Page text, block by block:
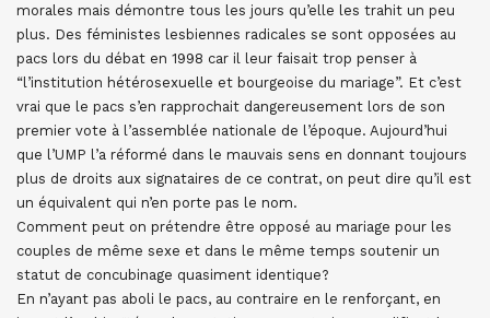
morales mais démontre tous les jours qu’elle les trahit un peu
plus. Des féministes lesbiennes radicales se sont opposées au
pacs lors du débat en 1998 car il leur faisait trop penser à
“l’institution hétérosexuelle et bourgeoise du mariage”. Et c’est
vrai que le pacs s’en rapprochait dangereusement lors de son
premier vote à l’assemblée nationale de l’époque. Aujourd’hui
que l’UMP l’a réformé dans le mauvais sens en donnant toujours
plus de droits aux signataires de ce contrat, on peut dire qu’il est
un équivalent qui n’en porte pas le nom.
Comment peut on prétendre être opposé au mariage pour les
couples de même sexe et dans le même temps soutenir un
statut de concubinage quasiment identique?
En n’ayant pas aboli le pacs, au contraire en le renforçant, en